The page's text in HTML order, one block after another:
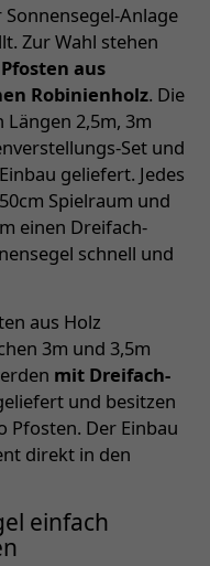
Anlage
Zur Wahl stehen
aus
Robinienholz. Die
2,5m, 3m
Set und
geliefert. Jedes
Spielraum und
einen Dreifach-
schnell und
aus Holz
3m und 3,5m
mit Dreifach-
und besitzen
Pfosten. Der Einbau
direkt in den
einfach